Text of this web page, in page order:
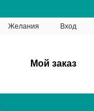
Желания Вход
Мой заказ